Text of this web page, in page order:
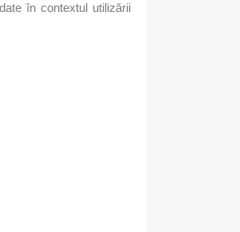
în contextul utilizării